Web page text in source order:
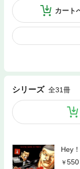
カート
シリーズ 全31冊
Hey
550